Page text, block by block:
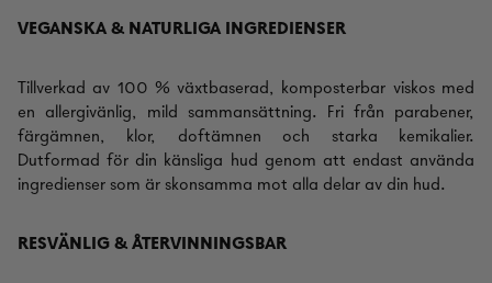
VEGANSKA & NATURLIGA INGREDIENSER
Tillverkad av 100 % växtbaserad, komposterbar viskos med
en allergivänlig, mild sammansättning. Fri från parabener,
färgämnen, klor, doftämnen och starka kemikalier.
Dutformad för din känsliga hud genom att endast använda
ingredienser som är skonsamma mot alla delar av din hud.
RESVÄNLIG & ÅTERVINNINGSBAR